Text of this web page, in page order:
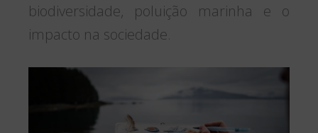
biodiversidade, poluição marinha e o
impacto na sociedade.